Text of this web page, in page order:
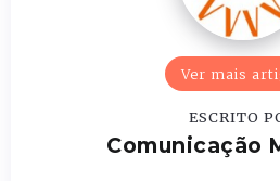
Ver mais
ESCRITO
Comunicação